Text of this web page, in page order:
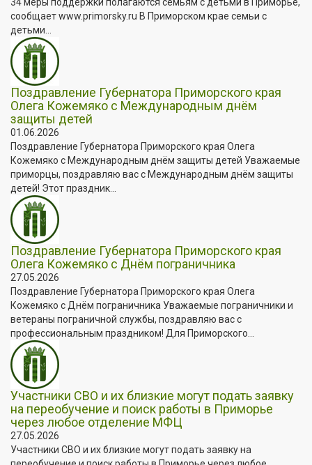
сообщает www.primorsky.ru В Приморском крае семьи с
детьми...
Поздравление Губернатора Приморского края
Олега Кожемяко с Международным днём
защиты детей
01.06.2026
Поздравление Губернатора Приморского края Олега
Кожемяко с Международным днём защиты детей Уважаемые
приморцы, поздравляю вас с Международным днём защиты
детей! Этот праздник...
Поздравление Губернатора Приморского края
Олега Кожемяко с Днём пограничника
27.05.2026
Поздравление Губернатора Приморского края Олега
Кожемяко с Днём пограничника Уважаемые пограничники и
ветераны пограничной службы, поздравляю вас с
профессиональным праздником! Для Приморского...
Участники СВО и их близкие могут подать заявку
на переобучение и поиск работы в Приморье
через любое отделение МФЦ
27.05.2026
Участники СВО и их близкие могут подать заявку на